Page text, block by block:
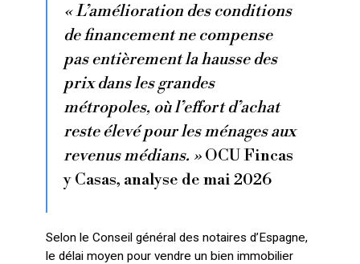
« L’amélioration des conditions
de financement ne compense
pas entièrement la hausse des
prix dans les grandes
métropoles, où l’effort d’achat
reste élevé pour les ménages aux
revenus médians. »OCU Fincas
y Casas, analyse de mai 2026
Selon le Conseil général des notaires d’Espagne,
le délai moyen pour vendre un bien immobilier